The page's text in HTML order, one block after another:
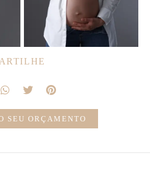
SEU ORÇAMENTO